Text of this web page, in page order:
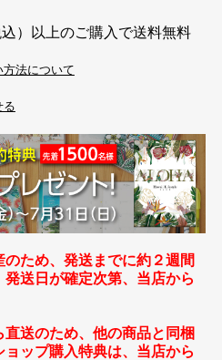
）以上のご購入で送料無料
法について
る
ため、発送までに約２週間
送日が確定次第、当店から
送のため、他の商品と同梱
ップ購入特典は、当店から